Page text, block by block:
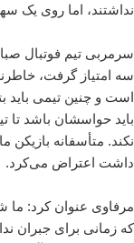
نداشتند، اما روی یک
سرمربی تیم فوتبال
سه امتیاز گرفت،
است و چنین تیمی باید
باید حواسشان باشد تا
نکند. متأسفانه
داشت اعتراض می‌کرد.
مرفاوی عنوان کرد: ما
که زمانی برای جبران